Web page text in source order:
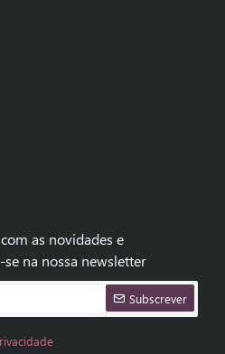
as novidades e
na nossa newsletter
Subscrever